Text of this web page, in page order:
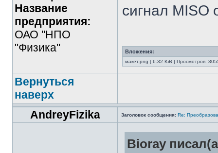
Название
предприятия:
ОАО "НПО
"Физика"
сигнал MISO
Вложения:
макет.png [ 6.32 KiB | Просмотров:
Вернуться
наверх
AndreyFizika
Заголовок сообщения: Re:
Bioray